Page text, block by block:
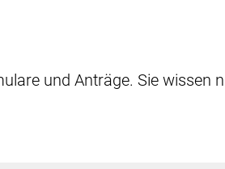
und Anträge. Sie